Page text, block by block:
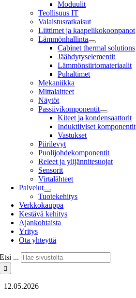
Moduulit
Teollisuus IT
Valaistusratkaisut
Liittimet ja kaapelikokoonpanot
Lämmönhallinta
Cabinet thermal solutions
Jäähdytyselementit
Lämmönsiirtomateriaalit
Puhaltimet
Mekaniikka
Mittalaitteet
Näytöt
Passiivikomponentit
Kiteet ja kondensaattorit
Induktiiviset komponentit
Vastukset
Piirilevyt
Puolijohdekomponentit
Releet ja ylijännitesuojat
Sensorit
Virtalähteet
Palvelut
Tuotekehitys
Verkkokauppa
Kestävä kehitys
Ajankohtaista
Yritys
Ota yhteyttä
Etsi ...
12.05.2026